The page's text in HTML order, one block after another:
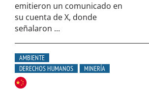
emitieron un comunicado en
su cuenta de X, donde
señalaron ...
AMBIENTE
DERECHOS HUMANOS
MINERÍA